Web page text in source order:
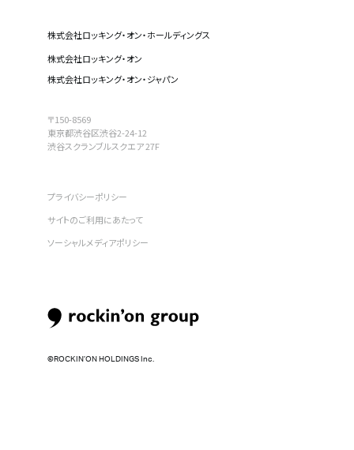
株式会社ロッキング・オン・ホールディングス
株式会社ロッキング・オン
株式会社ロッキング・オン・ジャパン
〒150-8569
東京都渋谷区渋谷2-24-12
渋谷スクランブルスクエア 27F
プライバシーポリシー
サイトのご利用にあたって
ソーシャルメディアポリシー
©︎ROCKIN’ON HOLDINGS Inc.